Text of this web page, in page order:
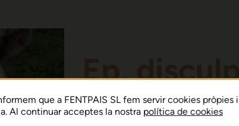
Ep,
Sembla que hi ha
error de connexió
que a FENTPAIS SL fem servir cookies pròpies
Al continuar acceptes la nostra política de cookies